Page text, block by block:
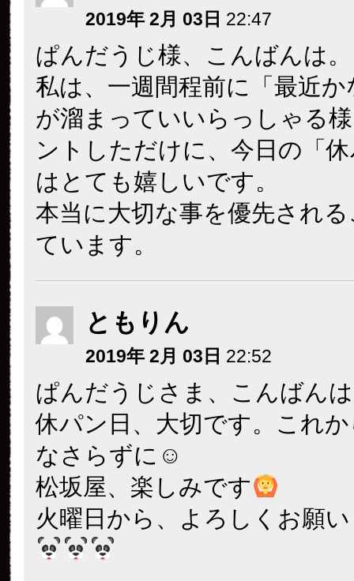
2019年 2月 03日 22:47
ぱんだうじ様、こんばんは。
私は、一週間程前に「最近
が溜まっていいらっしゃる
ントしただけに、今日の「
はとても嬉しいです。
本当に大切な事を優先され
ています。
ともりん
2019年 2月 03日 22:52
ぱんだうじさま、こんばん
休パン日、大切です。これ
なさらずに☺
松坂屋、楽しみです
火曜日から、よろしくお願